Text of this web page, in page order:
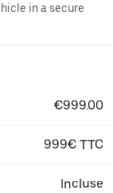
in a secure
€999.00
999€ TTC
Incluse